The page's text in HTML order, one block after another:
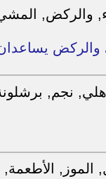
والركض